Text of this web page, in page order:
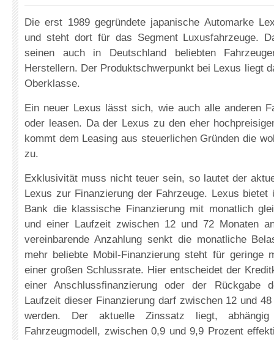
Die erst 1989 gegründete japanische Automarke
und steht dort für das Segment Luxusfahrzeuge.
seinen auch in Deutschland beliebten
Herstellern. Der Produktschwerpunkt bei Lexus liegt
Oberklasse.
Ein neuer Lexus lässt sich, wie auch alle anderen
oder leasen. Da der Lexus zu den eher
kommt dem Leasing aus steuerlichen Gründen die
zu.
Exklusivität muss nicht teuer sein, so lautet der
Lexus zur Finanzierung der Fahrzeuge. Lexus bietet
Bank die klassische Finanzierung mit monatlich
und einer Laufzeit zwischen 12 und 72 Monaten
vereinbarende Anzahlung senkt die monatliche
mehr beliebte Mobil-Finanzierung steht für geringe
einer großen Schlussrate. Hier entscheidet der
einer Anschlussfinanzierung oder der Rückgabe
Laufzeit dieser Finanzierung darf zwischen 12 und
werden. Der aktuelle Zinssatz liegt,
Fahrzeugmodell, zwischen 0,9 und 9,9 Prozent